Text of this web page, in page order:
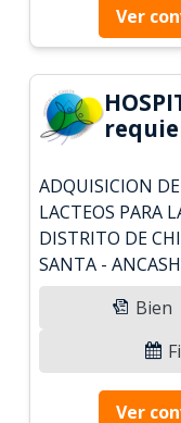
Ver
ADQUISICION
LACTEOS PARA
DISTRITO DE
SANTA - ANCASH
Bien
Ver